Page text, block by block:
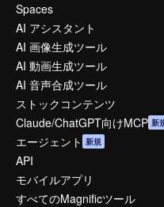
Spaces
AI アシスタント
AI 画像生成ツール
AI 動画生成ツール
AI 音声合成ツール
ストックコンテンツ
Claude/ChatGPT向けMCP 新
エージェント 新規
API
モバイルアプリ
すべてのMagnificツール